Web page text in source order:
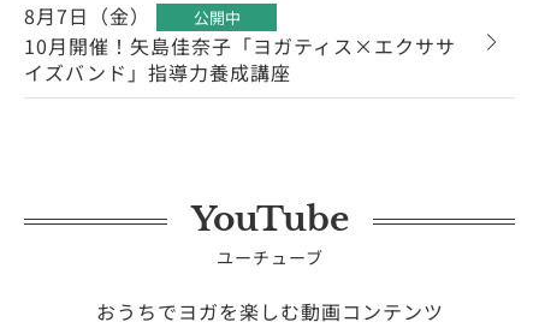
8月7日（金）
公開中
10月開催！矢島佳奈子「ヨガティス×エクササ
イズバンド」指導力養成講座
YouTube
ユーチューブ
おうちでヨガを楽しむ動画コンテンツ